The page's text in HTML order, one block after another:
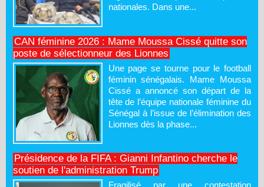
nationales. Dans une...
CAN féminine 2026 : Mame Moussa Cissé quitte son
poste de sélectionneur des Lionnes
Une page se tourne pour le football
féminin sénégalais. Mame Moussa
Cissé a annoncé son départ de la
tête de l’équipe nationale féminine du
Sénégal à l’issue de l’élimination des
Lionnes dès la phase...
Présidence de la FIFA : Gianni Infantino cherche le
soutien de l'administration Trump